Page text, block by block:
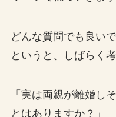
どんな質問でも良い
というと、しばらく
「実は両親が離婚し
とはありますか？」